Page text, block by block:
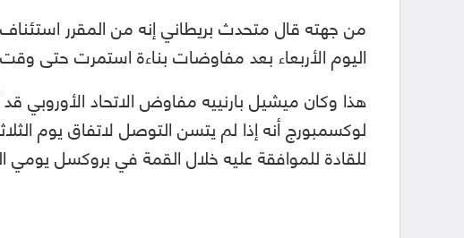
من جهته قال متحدث بريطاني إنه من المقرر
اليوم الأربعاء بعد مفاوضات بناءة استمرت حتى
هذا وكان ميشيل بارنييه مفاوض الاتحاد الأوروبي
لوكسمبورج أنه إذا لم يتسن التوصل لاتفاق يوم
للقادة للموافقة عليه خلال القمة في بروكسل